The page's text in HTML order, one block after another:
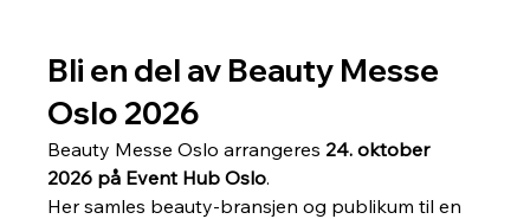
Bli en del av Beauty Messe
Oslo 2026
Beauty Messe Oslo arrangeres 24. oktober
2026 på Event Hub Oslo.
Her samles beauty-bransjen og publikum til en